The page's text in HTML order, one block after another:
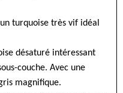
un turquoise très vif idéal
désaturé intéressant
couche. Avec une
magnifique.